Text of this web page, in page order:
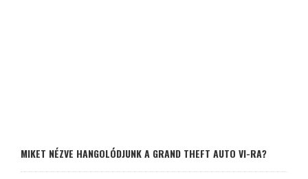
MIKET NÉZVE HANGOLÓDJUNK A GRAND THEFT AUTO VI-RA?